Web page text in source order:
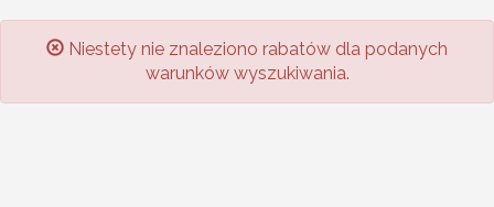
Niestety nie znaleziono rabatów dla podanych
warunków wyszukiwania.